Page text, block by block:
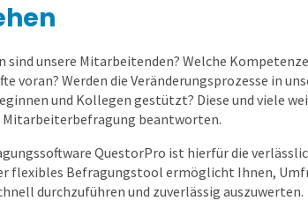
sind unsere Mitarbeitenden? Welche
voran? Werden die Veränderungsprozesse in
und Kollegen gestützt? Diese und viele
Mitarbeiterbefragung beantworten.
QuestorPro ist hierfür die
flexibles Befragungstool ermöglicht Ihnen,
durchzuführen und zuverlässig auszuwerten.